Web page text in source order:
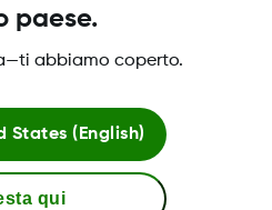
paese.
abbiamo coperto.
States (English)
qui